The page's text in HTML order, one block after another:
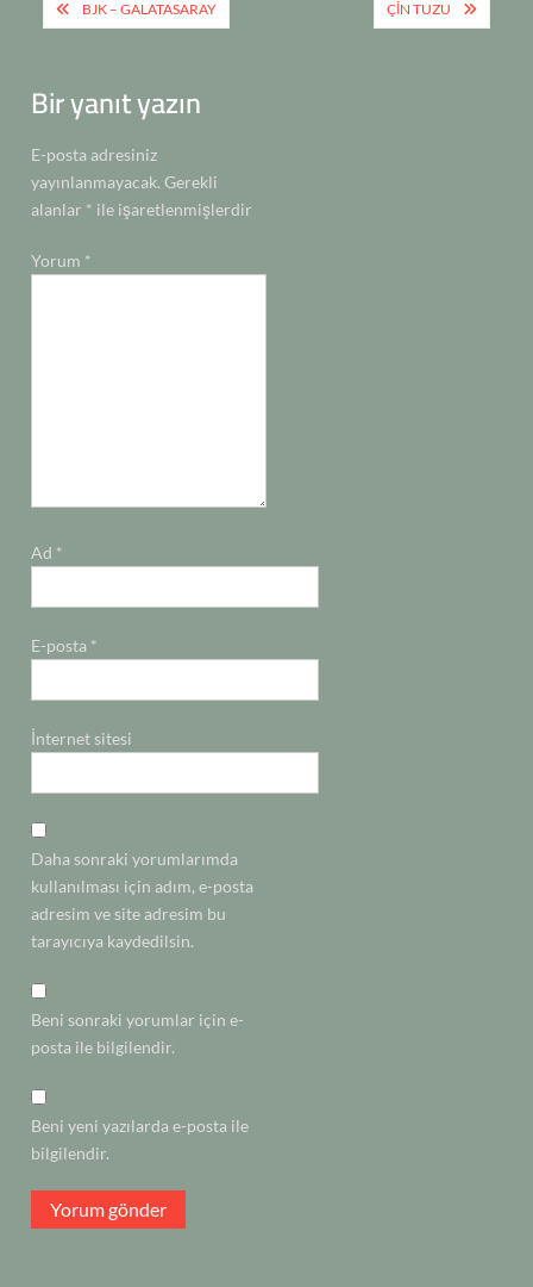
n p
o
dI o e
gezinmesi
BJK – GALATASARAY ÇİN TUZU
Bir yanıt yazın
E-posta adresiniz
yayınlanmayacak. Gerekli
alanlar * ile işaretlenmişlerdir
Yorum *
Ad *
E-posta *
İnternet sitesi
Daha sonraki yorumlarımda
kullanılması için adım, e-posta
adresim ve site adresim bu
tarayıcıya kaydedilsin.
Beni sonraki yorumlar için e-
posta ile bilgilendir.
Beni yeni yazılarda e-posta ile
bilgilendir.